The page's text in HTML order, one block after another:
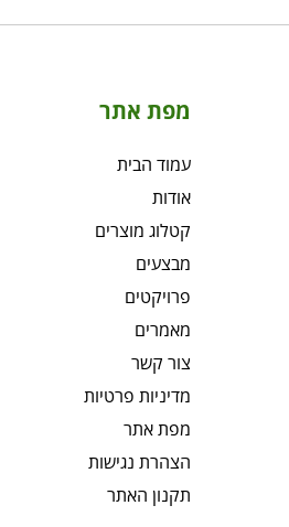
מפת אתר
עמוד הבית
אודות
קטלוג מוצרים
מבצעים
פרויקטים
מאמרים
צור קשר
מדיניות פרטיות
מפת אתר
הצהרת נגישות
תקנון האתר